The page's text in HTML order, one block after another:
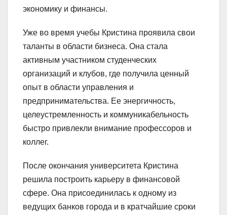
экономику и финансы.
Уже во время учебы Кристина проявила свои
таланты в области бизнеса. Она стала
активным участником студенческих
организаций и клубов, где получила ценный
опыт в области управления и
предпринимательства. Ее энергичность,
целеустремленность и коммуникабельность
быстро привлекли внимание профессоров и
коллег.
После окончания университета Кристина
решила построить карьеру в финансовой
сфере. Она присоединилась к одному из
ведущих банков города и в кратчайшие сроки